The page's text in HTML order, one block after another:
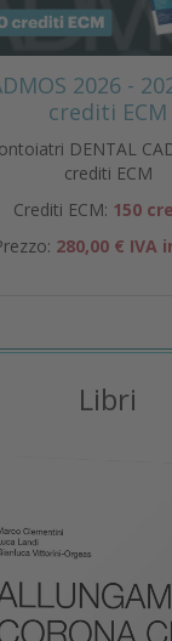
2026 -
crediti ECM
DENTAL
crediti ECM
Crediti ECM: 150
280,00 € IVA
Libri